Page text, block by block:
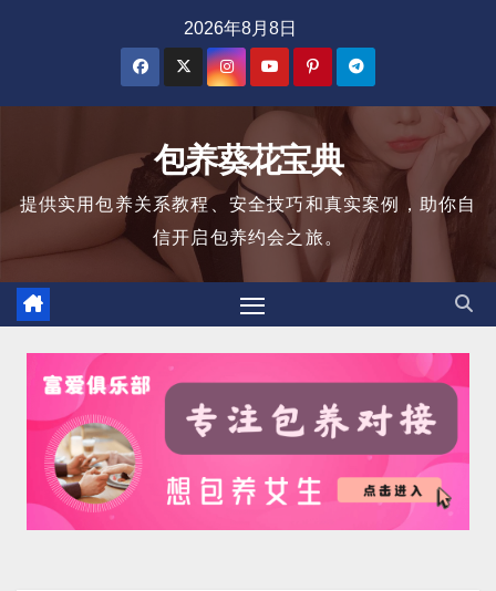
2026年8月8日
包养葵花宝典
提供实用包养关系教程、安全技巧和真实案例，助你自
信开启包养约会之旅。